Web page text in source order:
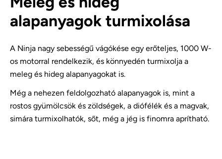
alapanyagok turmixolása
A Ninja nagy sebességű vágókése egy erőteljes, 1000 W-
os motorral rendelkezik, és könnyedén turmixolja a
meleg és hideg alapanyagokat is.
Még a nehezen feldolgozható alapanyagok is, mint a
rostos gyümölcsök és zöldségek, a diófélék és a magvak,
simára turmixolhatók, sőt, még a jég is finomra aprítható.